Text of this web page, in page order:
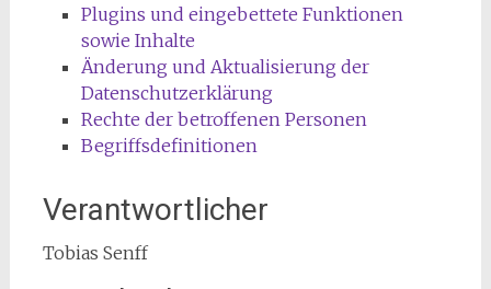
Plugins und eingebettete Funktionen
sowie Inhalte
Änderung und Aktualisierung der
Datenschutzerklärung
Rechte der betroffenen Personen
Begriffsdefinitionen
Verantwortlicher
Tobias Senff